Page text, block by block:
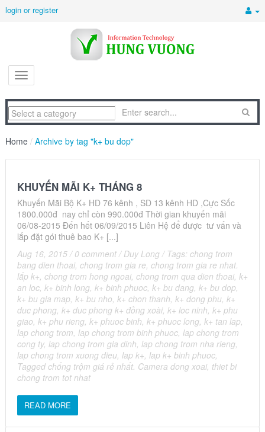
login or register
Home / Archive by tag "k+ bu dop"
KHUYẾN MÃI K+ THÁNG 8
Khuyến Mãi Bộ K+ HD 76 kênh , SD 13 kênh HD ,Cực Sốc
1800.000đ nay chỉ còn 990.000đ Thời gian khuyến mãi
06/08-2015 Đến hết 06/09/2015 Liên Hệ để được tư vấn và
lắp đặt gói thuê bao K+ [...]
Aug 16, 2015 / 0 comment / Duy Long / Tags: chong trom
bang dien thoai, chong trom gia re, chong trom gia re nhat.
lắp k+, chong trom hong ngoai, chong trom qua dien thoai, k+
an loc, k+ binh long, k+ binh phuoc, k+ bu dang, k+ bu dop,
k+ bu gia map, k+ bu nho, k+ chon thanh, k+ dong phu, k+
duc phong, k+ duc phong k+ đồng xoài, k+ loc ninh, k+ phu
giao, k+ phu rieng, k+ phuoc binh, k+ phuoc long, k+ tan lap,
lap chong trom, lap chong trom binh phuoc, lap chong trom
cong ty, lap chong trom gia dinh, lap chong trom nha rieng,
lap chong trom xuong dieu, lap k+, lap k+ binh phuoc,
Tagged chống trộm giá rẻ nhất. Camera dong xoai, thiet bi
chong trom tot nhat
READ MORE